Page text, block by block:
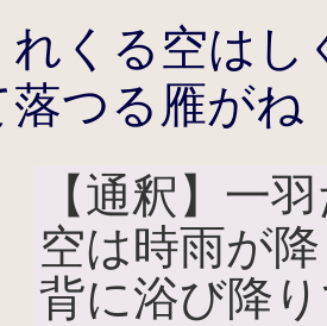
れくる空はし
落つる雁がね
【通釈】一
空は時雨が
背に浴び降